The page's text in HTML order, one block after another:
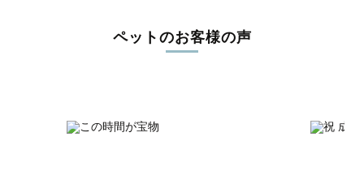
ペットのお客様の声